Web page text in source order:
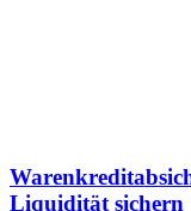
Liquidität sichern